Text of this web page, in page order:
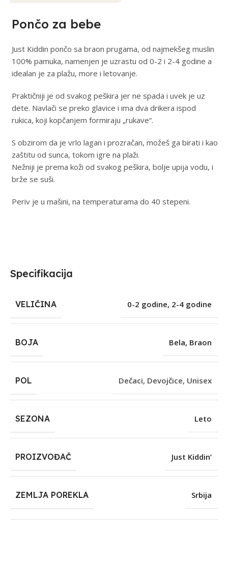
Pončo za bebe
Just Kiddin pončo sa braon prugama, od najmekšeg muslin
100% pamuka, namenjen je uzrastu od 0-2 i 2-4 godine a
idealan je za plažu, more i letovanje.
Praktičniji je od svakog peškira jer ne spada i uvek je uz
dete. Navlači se preko glavice i ima dva drikera ispod
rukica, koji kopčanjem formiraju „rukave“.
S obzirom da je vrlo lagan i prozračan, možeš ga birati i kao
zaštitu od sunca, tokom igre na plaži.
Nežniji je prema koži od svakog peškira, bolje upija vodu, i
brže se suši.
Periv je u mašini, na temperaturama do 40 stepeni.
Specifikacija
VELIČINA 0-2 godine, 2-4 godine
BOJA Bela, Braon
POL Dečaci, Devojčice, Unisex
SEZONA Leto
PROIZVOĐAČ Just Kiddin’
ZEMLJA POREKLA Srbija